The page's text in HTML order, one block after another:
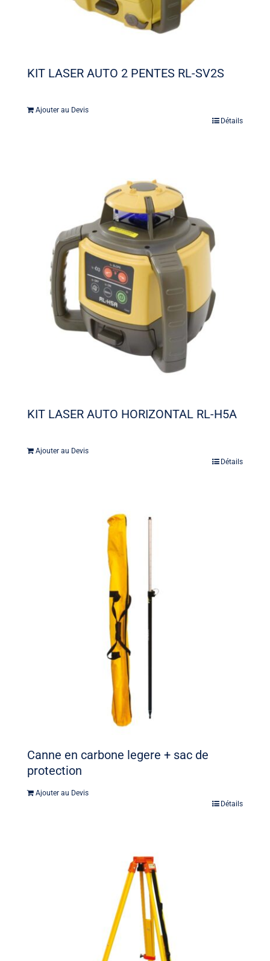
KIT LASER AUTO 2 PENTES RL-SV2S
Ajouter au Devis
Détails
KIT LASER AUTO HORIZONTAL RL-H5A
Ajouter au Devis
Détails
Canne en carbone legere + sac de
protection
Ajouter au Devis
Détails